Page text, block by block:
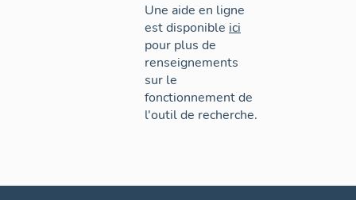
Une aide en ligne
est disponible ici
pour plus de
renseignements
sur le
fonctionnement de
l'outil de recherche.